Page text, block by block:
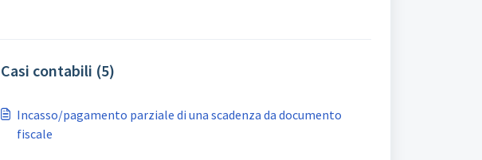
Casi contabili (5)
Incasso/pagamento parziale di una scadenza da documento
fiscale